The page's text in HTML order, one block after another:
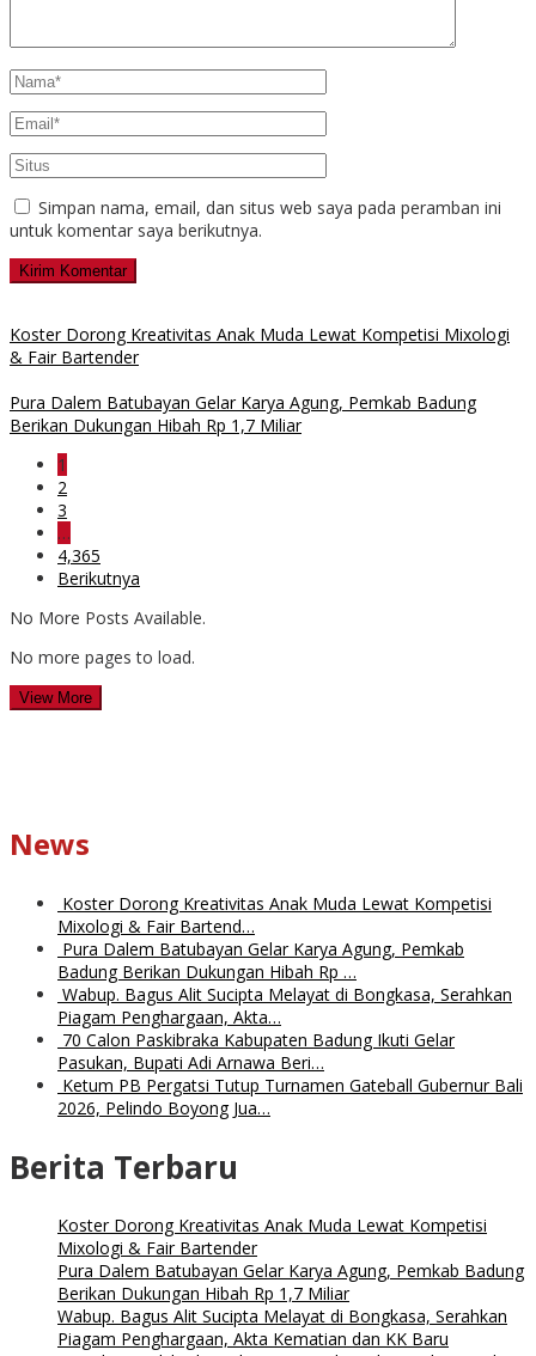
Simpan nama, email, dan situs web saya pada peramban ini
untuk komentar saya berikutnya.
Koster Dorong Kreativitas Anak Muda Lewat Kompetisi Mixologi
& Fair Bartender
Pura Dalem Batubayan Gelar Karya Agung, Pemkab Badung
Berikan Dukungan Hibah Rp 1,7 Miliar
1
2
3
…
4,365
Berikutnya
No More Posts Available.
No more pages to load.
View More
News
Koster Dorong Kreativitas Anak Muda Lewat Kompetisi
Mixologi & Fair Bartend…
Pura Dalem Batubayan Gelar Karya Agung, Pemkab
Badung Berikan Dukungan Hibah Rp …
Wabup. Bagus Alit Sucipta Melayat di Bongkasa, Serahkan
Piagam Penghargaan, Akta…
70 Calon Paskibraka Kabupaten Badung Ikuti Gelar
Pasukan, Bupati Adi Arnawa Beri…
Ketum PB Pergatsi Tutup Turnamen Gateball Gubernur Bali
2026, Pelindo Boyong Jua…
Berita Terbaru
Koster Dorong Kreativitas Anak Muda Lewat Kompetisi
Mixologi & Fair Bartender
Pura Dalem Batubayan Gelar Karya Agung, Pemkab Badung
Berikan Dukungan Hibah Rp 1,7 Miliar
Wabup. Bagus Alit Sucipta Melayat di Bongkasa, Serahkan
Piagam Penghargaan, Akta Kematian dan KK Baru